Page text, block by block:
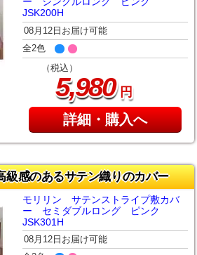
JSK200H
08月12日お届け可能
全2色
（税込）
5,980円
詳細・購入へ
級感のあるサテン織りのカバー
モリリン サテンストライプ敷カバ
ー セミダブルロング ピンク
JSK301H
08月12日お届け可能